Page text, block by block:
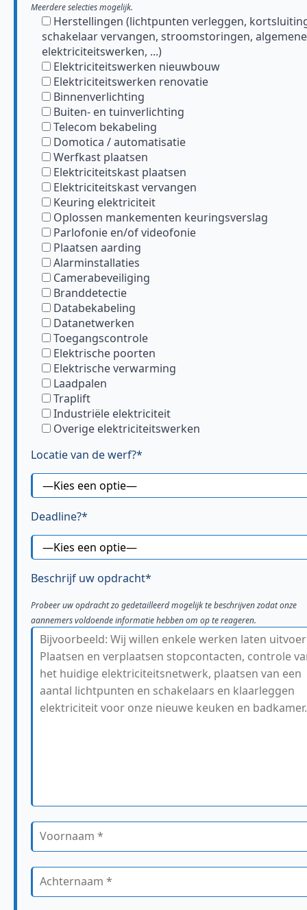
Meerdere selecties mogelijk.
Herstellingen (lichtpunten verleggen,
schakelaar vervangen, stroomstoringen, algemene
elektriciteitswerken, ...)
Elektriciteitswerken nieuwbouw
Elektriciteitswerken renovatie
Binnenverlichting
Buiten- en tuinverlichting
Telecom bekabeling
Domotica / automatisatie
Werfkast plaatsen
Elektriciteitskast plaatsen
Elektriciteitskast vervangen
Keuring elektriciteit
Oplossen mankementen keuringsverslag
Parlofonie en/of videofonie
Plaatsen aarding
Alarminstallaties
Camerabeveiliging
Branddetectie
Databekabeling
Datanetwerken
Toegangscontrole
Elektrische poorten
Elektrische verwarming
Laadpalen
Traplift
Industriële elektriciteit
Overige elektriciteitswerken
Locatie van de werf?*
Deadline?*
Beschrijf uw opdracht*
Probeer uw opdracht zo gedetailleerd mogelijk te beschrijven zodat onze
aannemers voldoende informatie hebben om op te reageren.